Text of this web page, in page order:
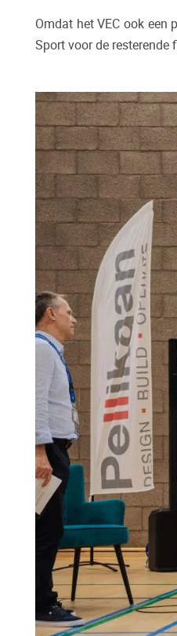
Omdat het VEC ook een
Sport voor de resterende